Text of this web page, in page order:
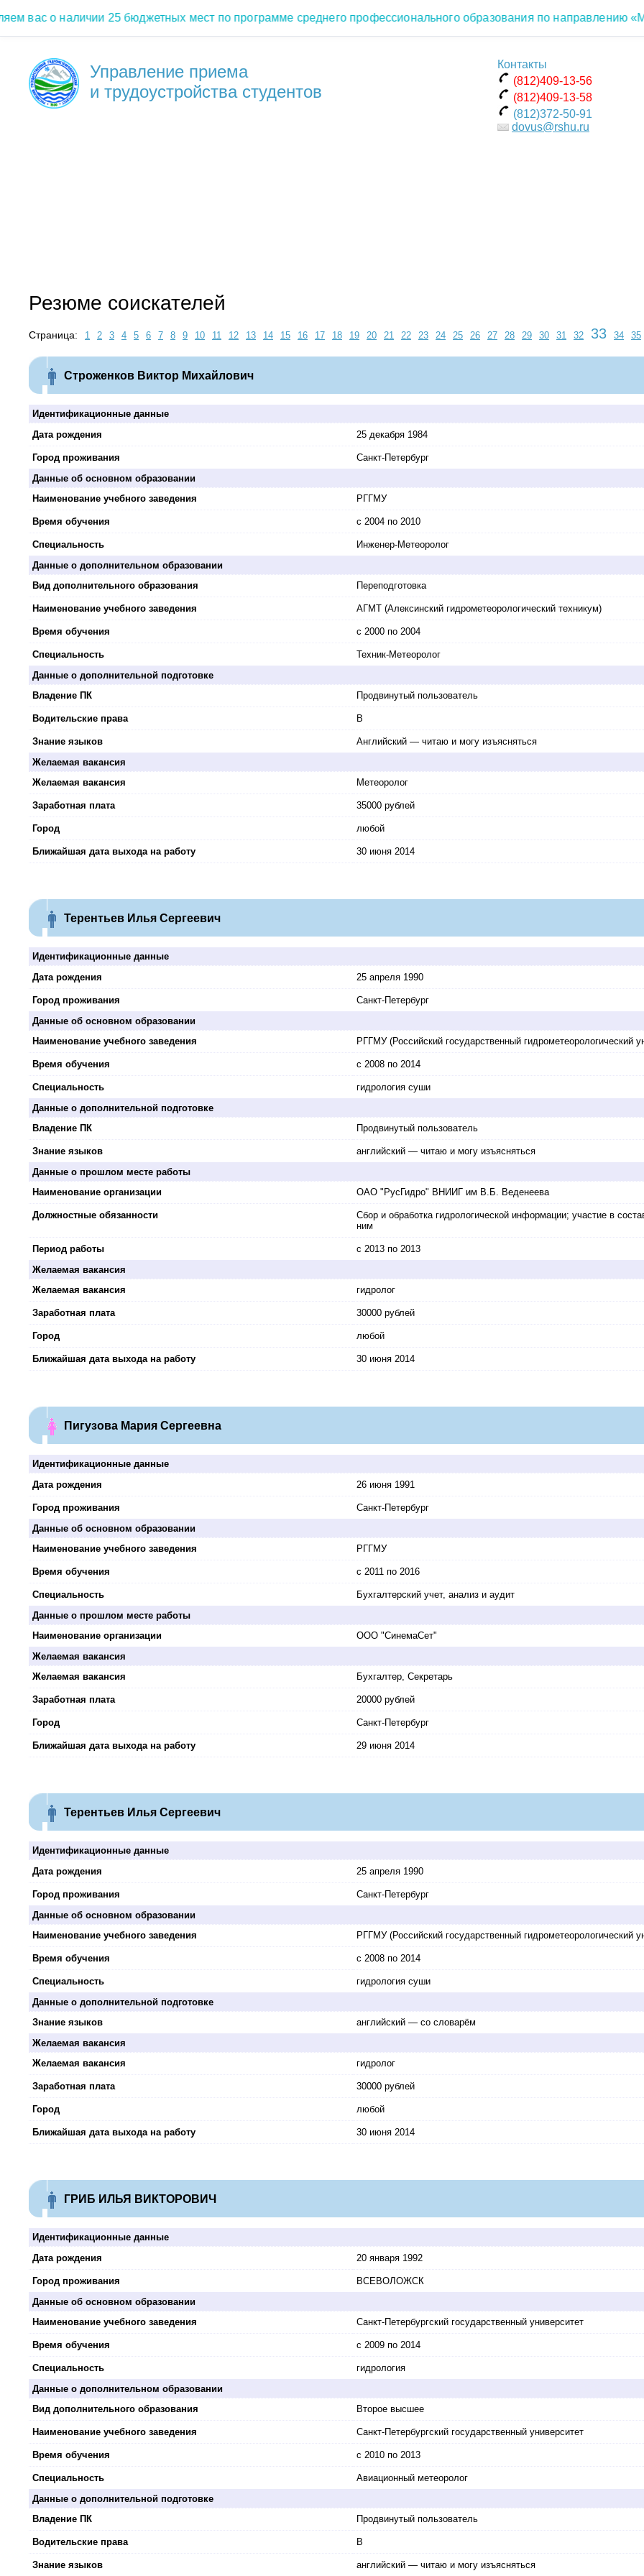
о наличии 25 бюджетных мест по программе среднего профессионального образования по направлению
Управление приема
и трудоустройства студентов
Контакты
(812)409-13-56
(812)409-13-58
(812)372-50-91
dovus@rshu.ru
Резюме соискателей
Страница: 1 2 3 4 5 6 7 8 9 10 11 12 13 14 15 16 17 18 19 20 21 22 23 24 25 26 27 28 29 30 31 32 33 34 35
Строженков Виктор Михайлович
Идентификационные данные
Дата рождения
25 декабря 1984
Город проживания
Санкт-Петербург
Данные об основном образовании
Наименование учебного заведения
РГГМУ
Время обучения с 2004 по 2010
Специальность
Инженер-Метеоролог
Данные о дополнительном образовании
Вид дополнительного образования
Переподготовка
Наименование учебного заведения АГМТ (Алексинский гидрометеорологический техникум)
Время обучения с 2000 по 2004
Специальность
Техник-Метеоролог
Данные о дополнительной подготовке
Владение ПК
Продвинутый пользователь
Водительские права B
Знание языков
Английский — читаю и могу изъясняться
Желаемая вакансия
Желаемая вакансия
Метеоролог
Заработная плата 35000 рублей
Город любой
Ближайшая дата выхода на работу 30 июня 2014
Терентьев Илья Сергеевич
Идентификационные данные
Дата рождения
25 апреля 1990
Город проживания
Санкт-Петербург
Данные об основном образовании
Наименование учебного заведения
РГГМУ (Российский государственный гидрометеорологический
Время обучения с 2008 по 2014
Специальность
гидрология суши
Данные о дополнительной подготовке
Владение ПК
Продвинутый пользователь
Знание языков
английский — читаю и могу изъясняться
Данные о прошлом месте работы
Наименование организации
ОАО "РусГидро" ВНИИГ им В.Б. Веденеева
Должностные обязанности
Сбор и обработка гидрологической информации; участие в
ним
Период работы
с 2013 по 2013
Желаемая вакансия
Желаемая вакансия
гидролог
Заработная плата 30000 рублей
Город любой
Ближайшая дата выхода на работу 30 июня 2014
Пигузова Мария Сергеевна
Идентификационные данные
Дата рождения
26 июня 1991
Город проживания
Санкт-Петербург
Данные об основном образовании
Наименование учебного заведения
РГГМУ
Время обучения с 2011 по 2016
Специальность
Бухгалтерский учет, анализ и аудит
Данные о прошлом месте работы
Наименование организации
ООО "СинемаСет"
Желаемая вакансия
Желаемая вакансия
Бухгалтер, Секретарь
Заработная плата 20000 рублей
Город Санкт-Петербург
Ближайшая дата выхода на работу 29 июня 2014
Терентьев Илья Сергеевич
Идентификационные данные
Дата рождения
25 апреля 1990
Город проживания
Санкт-Петербург
Данные об основном образовании
Наименование учебного заведения
РГГМУ (Российский государственный гидрометеорологический
Время обучения с 2008 по 2014
Специальность
гидрология суши
Данные о дополнительной подготовке
Знание языков
английский — со словарём
Желаемая вакансия
Желаемая вакансия
гидролог
Заработная плата 30000 рублей
Город любой
Ближайшая дата выхода на работу 30 июня 2014
ГРИБ ИЛЬЯ ВИКТОРОВИЧ
Идентификационные данные
Дата рождения
20 января 1992
Город проживания
ВСЕВОЛОЖСК
Данные об основном образовании
Наименование учебного заведения
Санкт-Петербургский государственный университет
Время обучения с 2009 по 2014
Специальность
гидрология
Данные о дополнительном образовании
Вид дополнительного образования
Второе высшее
Наименование учебного заведения Санкт-Петербургский государственный университет
Время обучения с 2010 по 2013
Специальность
Авиационный метеоролог
Данные о дополнительной подготовке
Владение ПК
Продвинутый пользователь
Водительские права B
Знание языков английский — читаю и могу изъясняться